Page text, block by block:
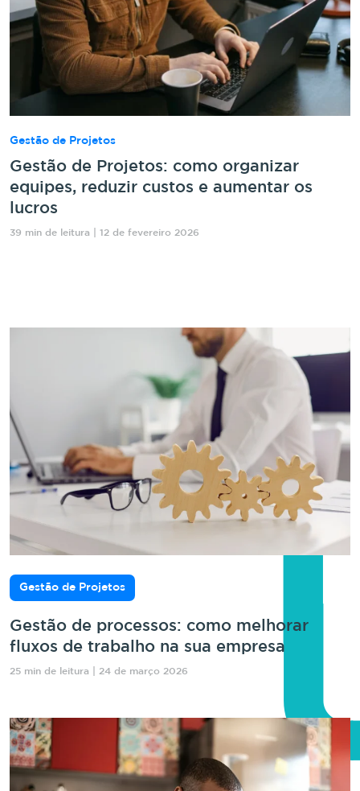
Gestão de Projetos
Gestão de Projetos: como organizar
equipes, reduzir custos e aumentar os
lucros
39 min de leitura | 12 de fevereiro 2026
Gestão de Projetos
Gestão de processos: como melhorar
fluxos de trabalho na sua empresa
25 min de leitura | 24 de março 2026